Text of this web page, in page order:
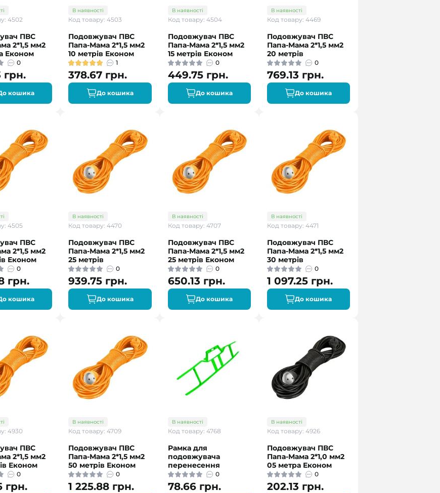
4502
ПВС
2*1,5 мм2
Економ
0
грн.
кошика
В наявності
Код товару: 4503
Подовжувач ПВС
Папа-Мама 2*1,5 мм2
10 метрів Економ
1
378.67 грн.
До кошика
В наявності
Код товару: 4504
Подовжувач ПВС
Папа-Мама 2*1,5 мм2
15 метрів Економ
0
449.75 грн.
До кошика
В наявності
Код товару: 4469
Подовжувач ПВС
Папа-Мама 2*1,5 мм2
20 метрів
0
769.13 грн.
До кошика
4505
ПВС
2*1,5 мм2
Економ
0
грн.
кошика
В наявності
Код товару: 4470
Подовжувач ПВС
Папа-Мама 2*1,5 мм2
25 метрів
0
939.75 грн.
До кошика
В наявності
Код товару: 4707
Подовжувач ПВС
Папа-Мама 2*1,5 мм2
25 метрів Економ
0
650.13 грн.
До кошика
В наявності
Код товару: 4471
Подовжувач ПВС
Папа-Мама 2*1,5 мм2
30 метрів
0
1 097.25 грн.
До кошика
4930
ПВС
2*1,5 мм2
Економ
0
грн.
В наявності
Код товару: 4709
Подовжувач ПВС
Папа-Мама 2*1,5 мм2
50 метрів Економ
0
1 225.88 грн.
В наявності
Код товару: 4768
Рамка для
подовжувача
перенесення
0
78.66 грн.
В наявності
Код товару: 4926
Подовжувач ПВС
Папа-Мама 2*1,0 мм2
05 метра Економ
0
202.13 грн.